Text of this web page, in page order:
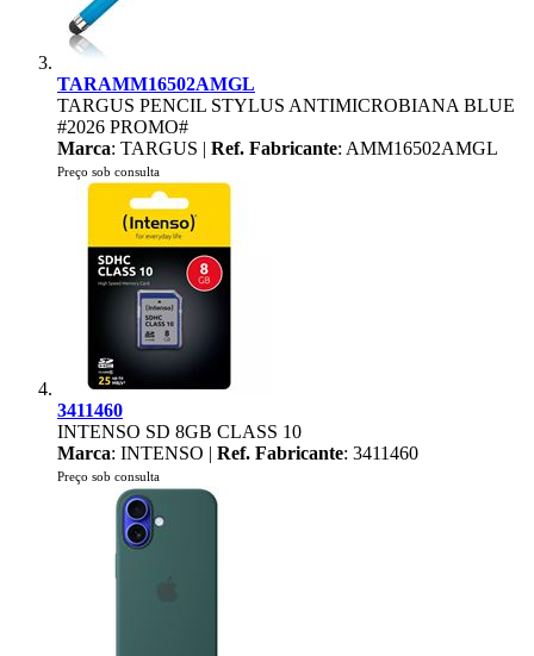
TARAMM16502AMGL
TARGUS PENCIL STYLUS ANTIMICROBIANA BLUE
#2026 PROMO#
Marca: TARGUS | Ref. Fabricante: AMM16502AMGL
Preço sob consulta
3411460
INTENSO SD 8GB CLASS 10
Marca: INTENSO | Ref. Fabricante: 3411460
Preço sob consulta